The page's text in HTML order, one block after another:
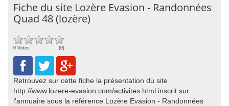
Fiche du site Lozère Evasion - Randonnées
Quad 48 (lozère)
0 Votes (0)
Retrouvez sur cette fiche la présentation du site
http://www.lozere-evasion.com/activites.html inscrit sur
l'annuaire sous la référence Lozère Evasion - Randonnées